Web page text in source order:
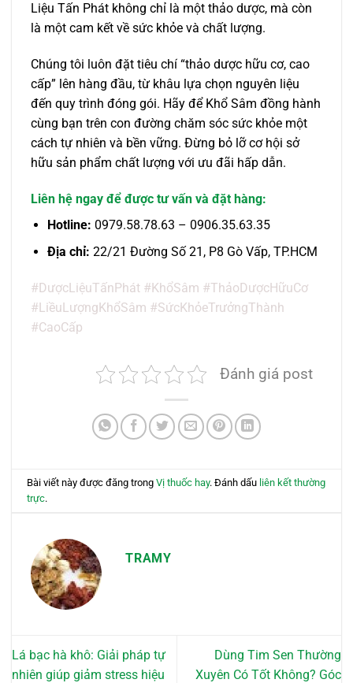
Liệu Tấn Phát không chỉ là một thảo dược, mà còn
là một cam kết về sức khỏe và chất lượng.
Chúng tôi luôn đặt tiêu chí “thảo dược hữu cơ, cao
cấp” lên hàng đầu, từ khâu lựa chọn nguyên liệu
đến quy trình đóng gói. Hãy để Khổ Sâm đồng hành
cùng bạn trên con đường chăm sóc sức khỏe một
cách tự nhiên và bền vững. Đừng bỏ lỡ cơ hội sở
hữu sản phẩm chất lượng với ưu đãi hấp dẫn.
Liên hệ ngay để được tư vấn và đặt hàng:
Hotline: 0979.58.78.63 – 0906.35.63.35
Địa chỉ: 22/21 Đường Số 21, P8 Gò Vấp, TP.HCM
#DượcLiệuTấnPhát #KhổSâm #ThảoDượcHữuCơ
#LiềuLượngKhổSâm #SứcKhỏeTrưởngThành
#CaoCấp
Đánh giá post
Bài viết này được đăng trongVị thuốc hay. Đánh dấu liên kết thường
trực.
TRAMY
Lá bạc hà khô: Giải pháp tự
nhiên giúp giảm stress hiệu
Dùng Tim Sen Thường
Xuyên Có Tốt Không? Góc